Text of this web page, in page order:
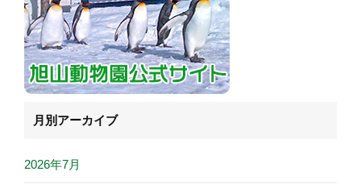
月別アーカイブ
2026年7月